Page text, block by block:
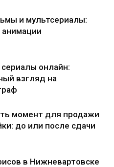
и мультсериалы:
анимации
онлайн:
взгляд на
момент для продажи
до или после сдачи
в Нижневартовске